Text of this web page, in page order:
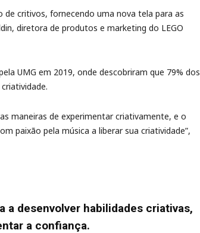
de critivos, fornecendo uma nova tela para as
diretora de produtos e marketing do LEGO
UMG em 2019, onde descobriram que 79% dos
maneiras de experimentar criativamente, e o
paixão pela música a liberar sua criatividade”,
a desenvolver habilidades criativas,
a confiança.